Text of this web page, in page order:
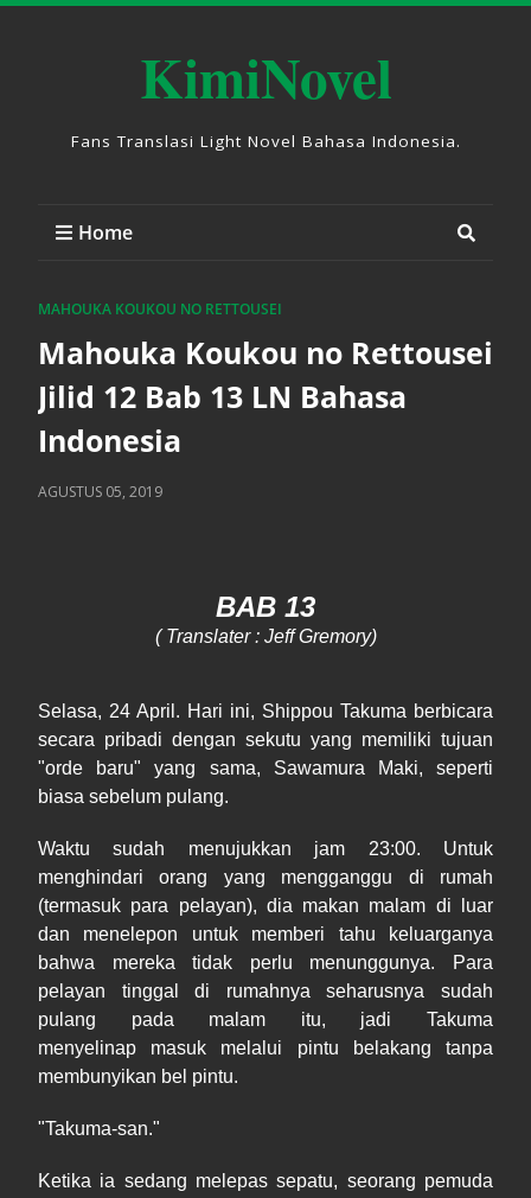
KimiNovel
Fans Translasi Light Novel Bahasa Indonesia.
Home
MAHOUKA KOUKOU NO RETTOUSEI
Mahouka Koukou no Rettousei
Jilid 12 Bab 13 LN Bahasa
Indonesia
AGUSTUS 05, 2019
BAB 13
( Translater : Jeff Gremory)
Selasa, 24 April. Hari ini, Shippou Takuma berbicara
secara pribadi dengan sekutu yang memiliki tujuan
"orde baru" yang sama, Sawamura Maki, seperti
biasa sebelum pulang.
Waktu sudah menujukkan jam 23:00. Untuk
menghindari orang yang mengganggu di rumah
(termasuk para pelayan), dia makan malam di luar
dan menelepon untuk memberi tahu keluarganya
bahwa mereka tidak perlu menunggunya. Para
pelayan tinggal di rumahnya seharusnya sudah
pulang pada malam itu, jadi Takuma
menyelinap masuk melalui pintu belakang tanpa
membunyikan bel pintu.
"Takuma-san."
Ketika ia sedang melepas sepatu, seorang pemuda